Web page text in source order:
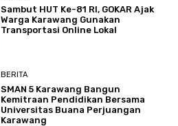
Sambut HUT Ke-81 RI, GOKAR Ajak
Warga Karawang Gunakan
Transportasi Online Lokal
BERITA
SMAN 5 Karawang Bangun
Kemitraan Pendidikan Bersama
Universitas Buana Perjuangan
Karawang